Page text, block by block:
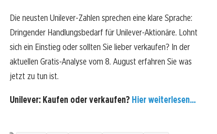
Die neusten Unilever-Zahlen sprechen eine klare Sprache:
Dringender Handlungsbedarf für Unilever-Aktionäre. Lohnt
sich ein Einstieg oder sollten Sie lieber verkaufen? In der
aktuellen Gratis-Analyse vom 8. August erfahren Sie was
jetzt zu tun ist.
Unilever: Kaufen oder verkaufen? Hier weiterlesen...